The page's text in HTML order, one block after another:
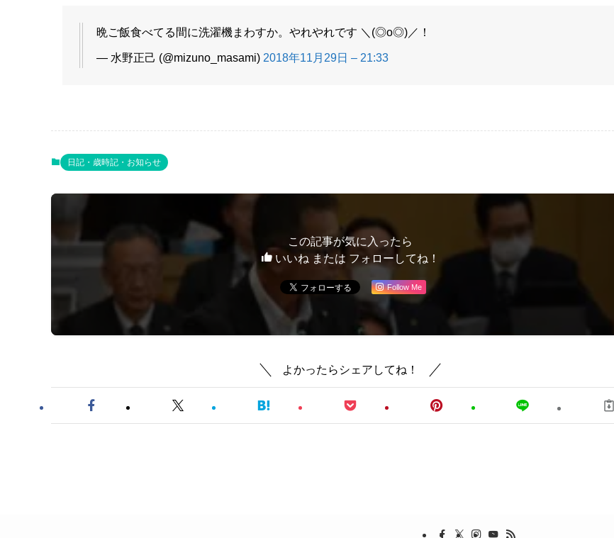
晩ご飯食べてる間に洗濯機まわすか。やれやれです ＼(◎o◎)／！
— 水野正己 (@mizuno_masami) 2018年11月29日 – 21:33
日記・歳時記・お知らせ
この記事が気に入ったら
いいね または フォローしてね！
Follow Me
よかったらシェアしてね！